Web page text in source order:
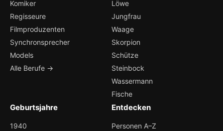
Komiker
Regisseure
Filmproduzenten
Synchronsprecher
Models
Alle Berufe →
Löwe
Jungfrau
Waage
Skorpion
Schütze
Steinbock
Wassermann
Fische
Geburtsjahre
1940
Entdecken
Personen A–Z